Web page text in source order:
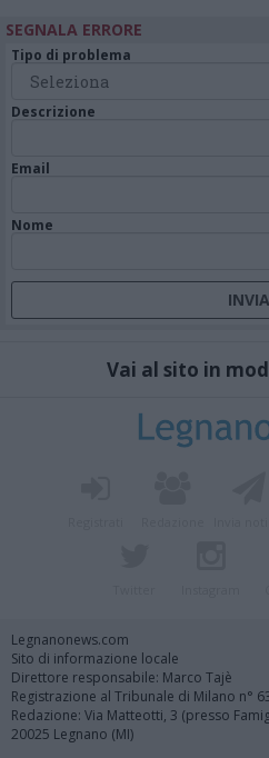
SEGNALA ERRORE
Tipo di problema
Descrizione
Email
Nome
Vai al sito in
Legnanonews.com
Sito di informazione locale
Direttore responsabile: Marco Tajè
Registrazione al Tribunale di Milano n°
Redazione: Via Matteotti, 3 (presso
20025 Legnano (MI)